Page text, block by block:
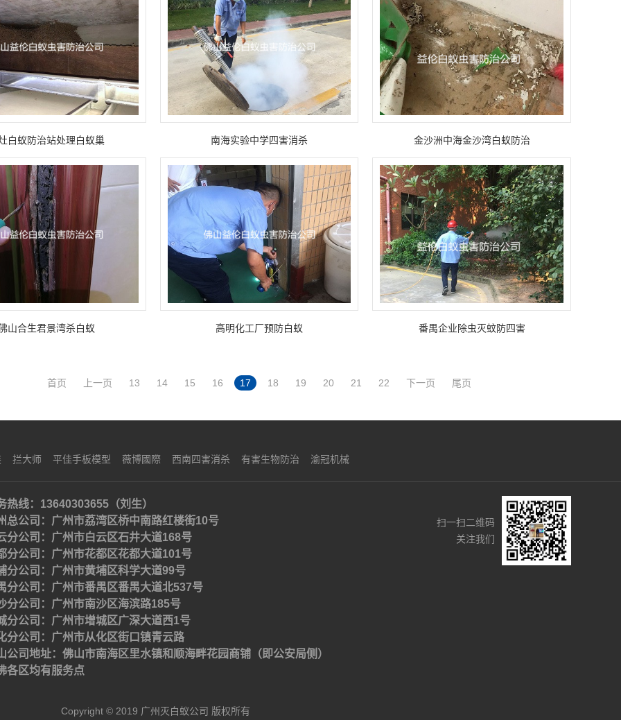
白蚁防治站处理白蚁巢 南海实验中学四害消杀 金沙洲中海金沙湾白蚁防治
山合生君景湾杀白蚁 高明化工厂预防白蚁 番禺企业除虫灭蚊防四害
首页 上一页 13 14 15 16 17 18 19 20 21 22 下一页 尾页
拦大师 平佳手板模型 薇博國際 西南四害消杀 有害生物防治 渝冠机械
热线：13640303655（刘生）
总公司：广州市荔湾区桥中南路红楼街10号
分公司：广州市白云区石井大道168号
分公司：广州市花都区花都大道101号
分公司：广州市黄埔区科学大道99号
分公司：广州市番禺区番禺大道北537号
分公司：广州市南沙区海滨路185号
分公司：广州市增城区广深大道西1号
分公司：广州市从化区街口镇青云路
公司地址：佛山市南海区里水镇和顺海畔花园商铺（即公安局侧）
各区均有服务点
扫一扫二维码
关注我们
Copyright © 2019 广州灭白蚁公司 版权所有